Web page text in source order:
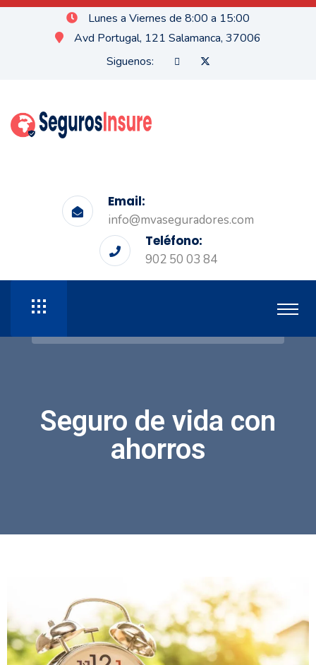
Lunes a Viernes de 8:00 a 15:00
Avd Portugal, 121 Salamanca, 37006
Siguenos:
Email:
info@mvaseguradores.com
Teléfono:
902 50 03 84
Seguro de vida con
ahorros